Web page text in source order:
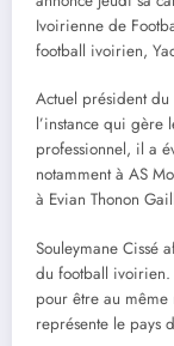
Ivoirienne de
football ivoirien,
Actuel président
l’instance qui gère
professionnel, il a
notamment à AS
à Evian Thonon
Souleymane Cissé
du football ivoirien.
pour être au
représente le pays